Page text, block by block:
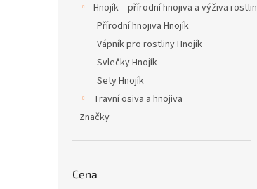
Hnojík – přírodní hnojiva a výživa rostlin
Přírodní hnojiva Hnojík
Vápník pro rostliny Hnojík
Svlečky Hnojík
Sety Hnojík
Travní osiva a hnojiva
Značky
Cena